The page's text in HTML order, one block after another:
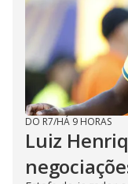
DO R7/HÁ 9 HORAS
Luiz